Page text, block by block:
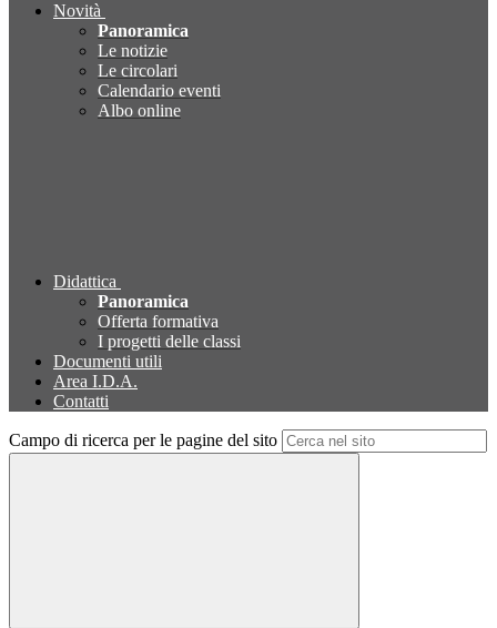
Novità
Panoramica
Le notizie
Le circolari
Calendario eventi
Albo online
Didattica
Panoramica
Offerta formativa
I progetti delle classi
Documenti utili
Area I.D.A.
Contatti
Campo di ricerca per le pagine del sito